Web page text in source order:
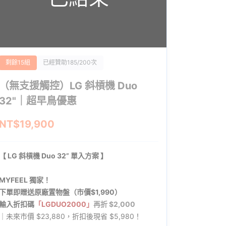
剩餘15組 已經贊助185/200次
無支援觸控）LG 斜槓機 Duo
｜超早鳥優惠
LG 斜槓機 Duo 32” 單入方案】
獨家！
單即贈送原廠置物盤（市價$1,990）
入折扣碼 「LGDUO2000」 再折 $2,000
未來市價 $23,880，折扣後現省 $5,980！